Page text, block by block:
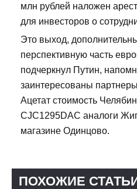
млн рублей наложен
для инвесторов о
Это выход,
перспективную часть
подчеркнул Путин,
заинтересованы
Ацетат стоимость
CJC1295DAC аналоги
магазине Одинцово.
ПОХОЖИЕ